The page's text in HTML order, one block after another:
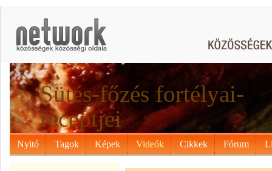
Sütés-főzés fortélyai-
receptjei
Nyitó Tagok Képek Videók Cikkek Fórum